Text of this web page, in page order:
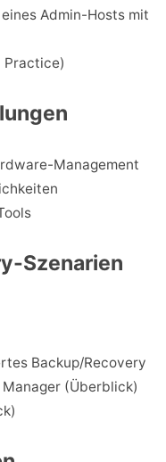
Admin-Hosts mit
Practice)
Management
Szenarien
Backup/Recovery
(Überblick)